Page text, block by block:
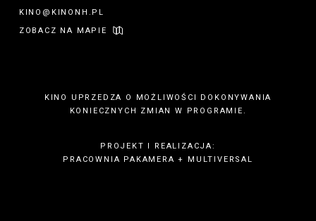
KINO@KINONH.PL
ZOBACZ NA MAPIE
KINO UPRZEDZA O MOŻLIWOŚCI DOKONYWANIA
KONIECZNYCH ZMIAN W PROGRAMIE.
PROJEKT I REALIZACJA:
PRACOWNIA PAKAMERA + MULTIVERSAL